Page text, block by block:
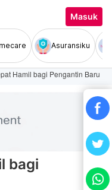
Masuk
Asuransiku
Hamil bagi Pengantin Baru
bagi